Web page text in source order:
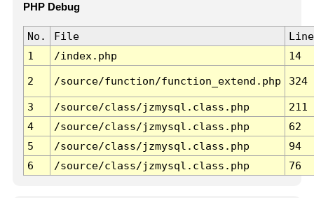
PHP Debug
No. File
Line
1
/index.php 14
2 /source/function/function_extend.php 324
3 /source/class/jzmysql.class.php
211
4
/source/class/jzmysql.class.php
62
5
/source/class/jzmysql.class.php
94
6
/source/class/jzmysql.class.php 76